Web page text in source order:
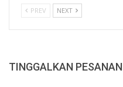
PREV NEXT
TINGGALKAN PESANAN